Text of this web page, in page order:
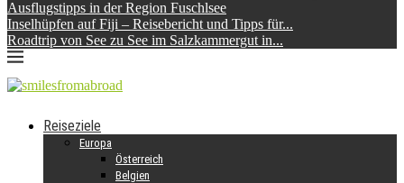
Ausflugstipps in der Region Fuschlsee
Inselhüpfen auf Fiji – Reisebericht und Tipps für...
Roadtrip von See zu See im Salzkammergut in...
Reiseziele
Europa
Österreich
Belgien